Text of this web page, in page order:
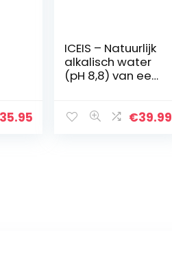
35.95
ICEIS – Natuurlijk
alkalisch water
(pH 8,8) van een
Doos
€39.99